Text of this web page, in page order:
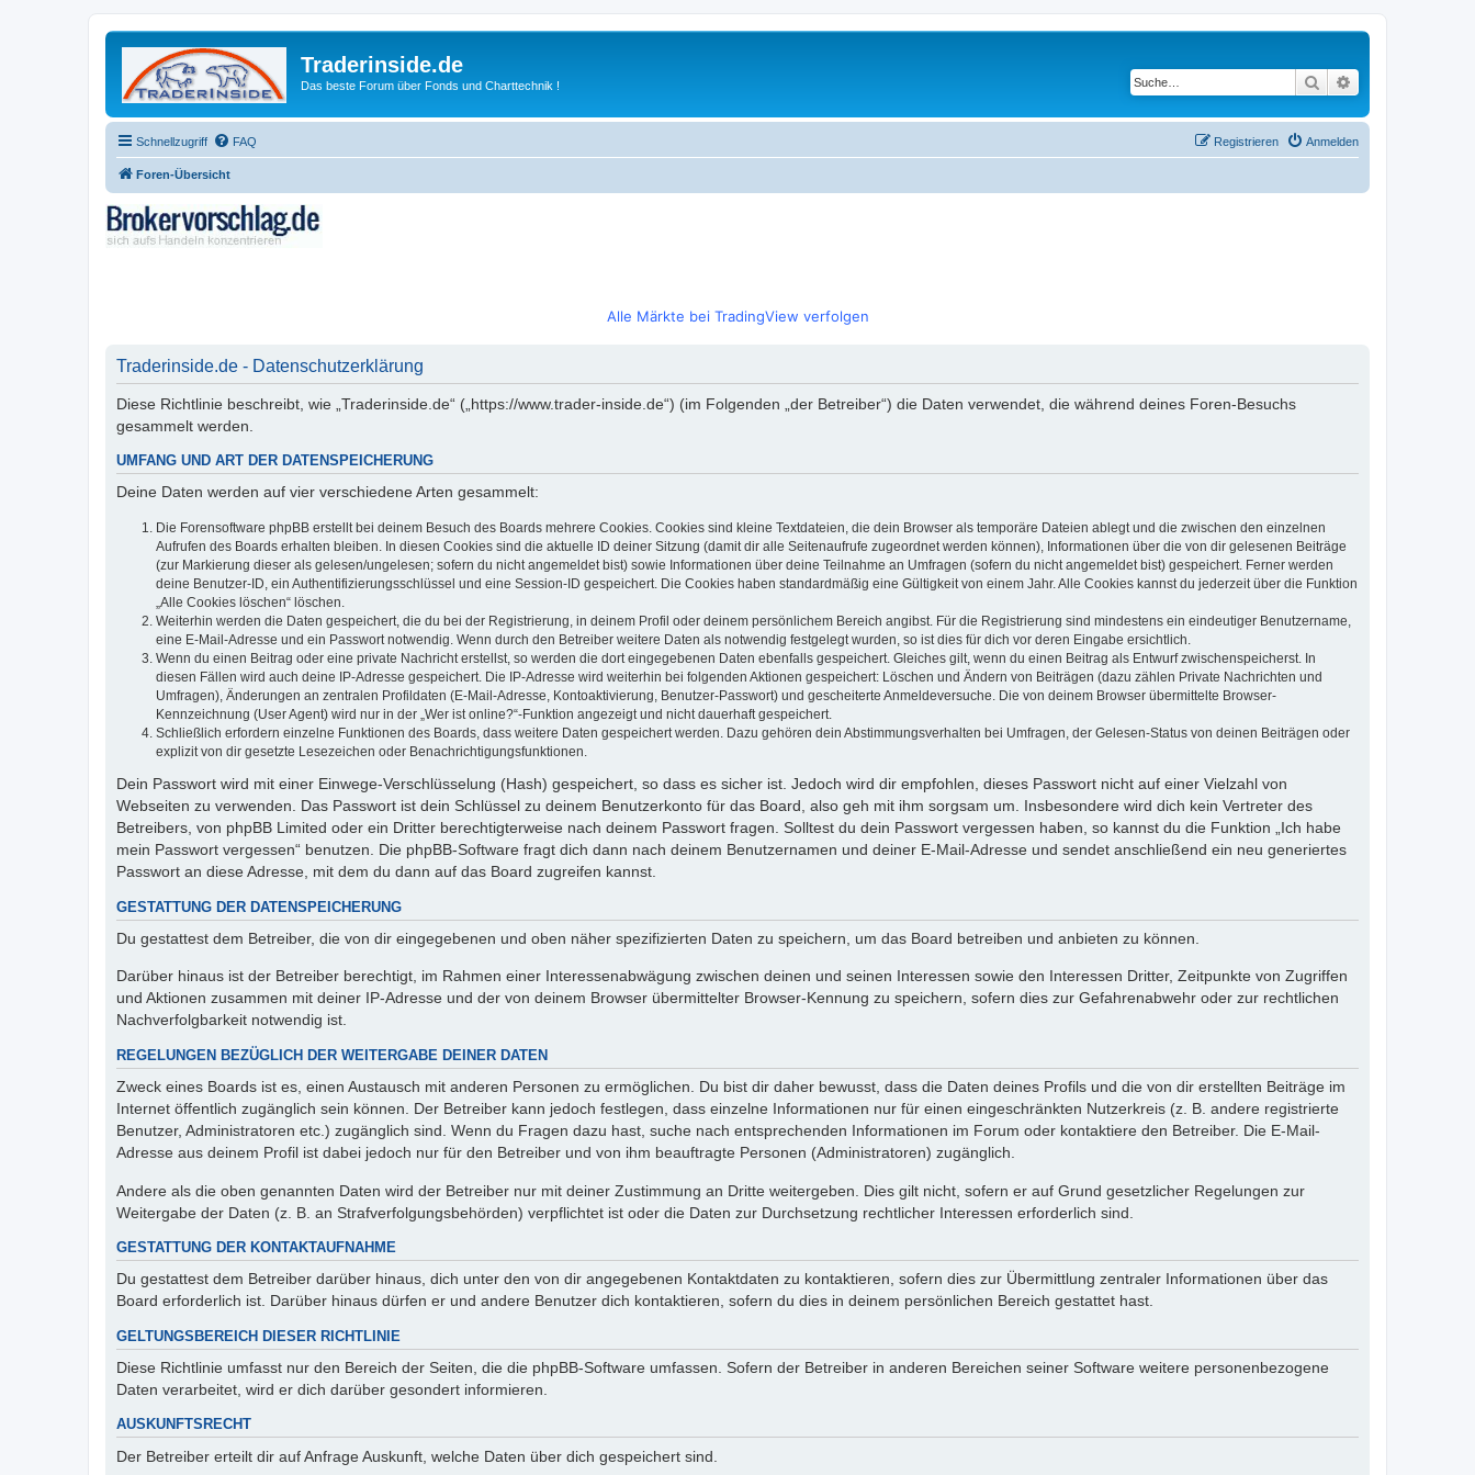
Traderinside.de
Das beste Forum über Fonds und Charttechnik ! Suche
Schnellzugriff FAQ Anmelden
Registrieren
Foren-Übersicht
Alle Märkte bei TradingView verfolgen
Traderinside.de - Datenschutzerklärung
Diese Richtlinie beschreibt, wie „Traderinside.de“ („https://www.trader-inside.de“) (im Folgenden „der Betreiber“) die Daten verwendet, die während deines Foren-Besuchs
gesammelt werden.
UMFANG UND ART DER DATENSPEICHERUNG
Deine Daten werden auf vier verschiedene Arten gesammelt:
Die Forensoftware phpBB erstellt bei deinem Besuch des Boards mehrere Cookies. Cookies sind kleine Textdateien, die dein Browser als temporäre Dateien ablegt und die zwischen den einzelnen
Aufrufen des Boards erhalten bleiben. In diesen Cookies sind die aktuelle ID deiner Sitzung (damit dir alle Seitenaufrufe zugeordnet werden können), Informationen über die von dir gelesenen Beiträge
(zur Markierung dieser als gelesen/ungelesen; sofern du nicht angemeldet bist) sowie Informationen über deine Teilnahme an Umfragen (sofern du nicht angemeldet bist) gespeichert. Ferner werden
deine Benutzer-ID, ein Authentifizierungsschlüssel und eine Session-ID gespeichert. Die Cookies haben standardmäßig eine Gültigkeit von einem Jahr. Alle Cookies kannst du jederzeit über die Funktion
„Alle Cookies löschen“ löschen.
Weiterhin werden die Daten gespeichert, die du bei der Registrierung, in deinem Profil oder deinem persönlichem Bereich angibst. Für die Registrierung sind mindestens ein eindeutiger Benutzername,
eine E-Mail-Adresse und ein Passwort notwendig. Wenn durch den Betreiber weitere Daten als notwendig festgelegt wurden, so ist dies für dich vor deren Eingabe ersichtlich.
Wenn du einen Beitrag oder eine private Nachricht erstellst, so werden die dort eingegebenen Daten ebenfalls gespeichert. Gleiches gilt, wenn du einen Beitrag als Entwurf zwischenspeicherst. In
diesen Fällen wird auch deine IP-Adresse gespeichert. Die IP-Adresse wird weiterhin bei folgenden Aktionen gespeichert: Löschen und Ändern von Beiträgen (dazu zählen Private Nachrichten und
Umfragen), Änderungen an zentralen Profildaten (E-Mail-Adresse, Kontoaktivierung, Benutzer-Passwort) und gescheiterte Anmeldeversuche. Die von deinem Browser übermittelte Browser-
Kennzeichnung (User Agent) wird nur in der „Wer ist online?“-Funktion angezeigt und nicht dauerhaft gespeichert.
Schließlich erfordern einzelne Funktionen des Boards, dass weitere Daten gespeichert werden. Dazu gehören dein Abstimmungsverhalten bei Umfragen, der Gelesen-Status von deinen Beiträgen oder
explizit von dir gesetzte Lesezeichen oder Benachrichtigungsfunktionen.
Dein Passwort wird mit einer Einwege-Verschlüsselung (Hash) gespeichert, so dass es sicher ist. Jedoch wird dir empfohlen, dieses Passwort nicht auf einer Vielzahl von
Webseiten zu verwenden. Das Passwort ist dein Schlüssel zu deinem Benutzerkonto für das Board, also geh mit ihm sorgsam um. Insbesondere wird dich kein Vertreter des
Betreibers, von phpBB Limited oder ein Dritter berechtigterweise nach deinem Passwort fragen. Solltest du dein Passwort vergessen haben, so kannst du die Funktion „Ich habe
mein Passwort vergessen“ benutzen. Die phpBB-Software fragt dich dann nach deinem Benutzernamen und deiner E-Mail-Adresse und sendet anschließend ein neu generiertes
Passwort an diese Adresse, mit dem du dann auf das Board zugreifen kannst.
GESTATTUNG DER DATENSPEICHERUNG
Du gestattest dem Betreiber, die von dir eingegebenen und oben näher spezifizierten Daten zu speichern, um das Board betreiben und anbieten zu können.
Darüber hinaus ist der Betreiber berechtigt, im Rahmen einer Interessenabwägung zwischen deinen und seinen Interessen sowie den Interessen Dritter, Zeitpunkte von Zugriffen
und Aktionen zusammen mit deiner IP-Adresse und der von deinem Browser übermittelter Browser-Kennung zu speichern, sofern dies zur Gefahrenabwehr oder zur rechtlichen
Nachverfolgbarkeit notwendig ist.
REGELUNGEN BEZÜGLICH DER WEITERGABE DEINER DATEN
Zweck eines Boards ist es, einen Austausch mit anderen Personen zu ermöglichen. Du bist dir daher bewusst, dass die Daten deines Profils und die von dir erstellten Beiträge im
Internet öffentlich zugänglich sein können. Der Betreiber kann jedoch festlegen, dass einzelne Informationen nur für einen eingeschränkten Nutzerkreis (z. B. andere registrierte
Benutzer, Administratoren etc.) zugänglich sind. Wenn du Fragen dazu hast, suche nach entsprechenden Informationen im Forum oder kontaktiere den Betreiber. Die E-Mail-
Adresse aus deinem Profil ist dabei jedoch nur für den Betreiber und von ihm beauftragte Personen (Administratoren) zugänglich.
Andere als die oben genannten Daten wird der Betreiber nur mit deiner Zustimmung an Dritte weitergeben. Dies gilt nicht, sofern er auf Grund gesetzlicher Regelungen zur
Weitergabe der Daten (z. B. an Strafverfolgungsbehörden) verpflichtet ist oder die Daten zur Durchsetzung rechtlicher Interessen erforderlich sind.
GESTATTUNG DER KONTAKTAUFNAHME
Du gestattest dem Betreiber darüber hinaus, dich unter den von dir angegebenen Kontaktdaten zu kontaktieren, sofern dies zur Übermittlung zentraler Informationen über das
Board erforderlich ist. Darüber hinaus dürfen er und andere Benutzer dich kontaktieren, sofern du dies in deinem persönlichen Bereich gestattet hast.
GELTUNGSBEREICH DIESER RICHTLINIE
Diese Richtlinie umfasst nur den Bereich der Seiten, die die phpBB-Software umfassen. Sofern der Betreiber in anderen Bereichen seiner Software weitere personenbezogene
Daten verarbeitet, wird er dich darüber gesondert informieren.
AUSKUNFTSRECHT
Der Betreiber erteilt dir auf Anfrage Auskunft, welche Daten über dich gespeichert sind.